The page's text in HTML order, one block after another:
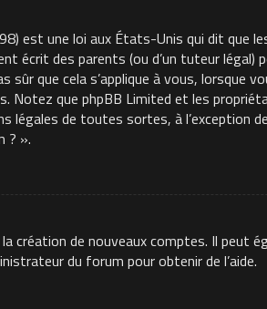
est une loi aux États-Unis qui dit que
écrit des parents (ou d’un tuteur
sûr que cela s’applique à vous, lorsque
Notez que phpBB Limited et les
de toutes sortes, à l’exception
? ».
création de nouveaux comptes. Il peut
du forum pour obtenir de l’aide.